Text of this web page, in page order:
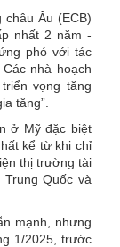
Âu (ECB)
nhất 2 năm -
phó với tác
nhà hoạch
vọng tăng
tăng”.
ở Mỹ đặc biệt
kể từ khi chỉ
thị trường tài
Quốc và
mạnh, nhưng
1/2025, trước